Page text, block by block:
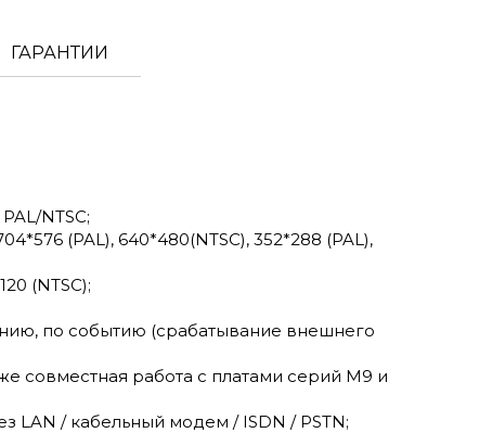
ГАРАНТИИ
NTSC;
(PAL), 640*480(NTSC), 352*288 (PAL),
(NTSC);
по событию (срабатывание внешнего
совместная работа c платами серий М9 и
LAN / кабельный модем / ISDN / PSTN;